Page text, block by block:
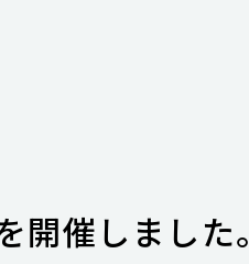
催しました。